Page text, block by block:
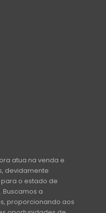
atua na venda e
devidamente
o estado de
Buscamos a
proporcionando aos